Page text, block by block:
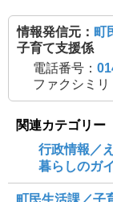
情報発信元： 町
子育て支援係
電話番号：
ファクシミ
関連カテゴリー
行政情報／
暮らしのガ